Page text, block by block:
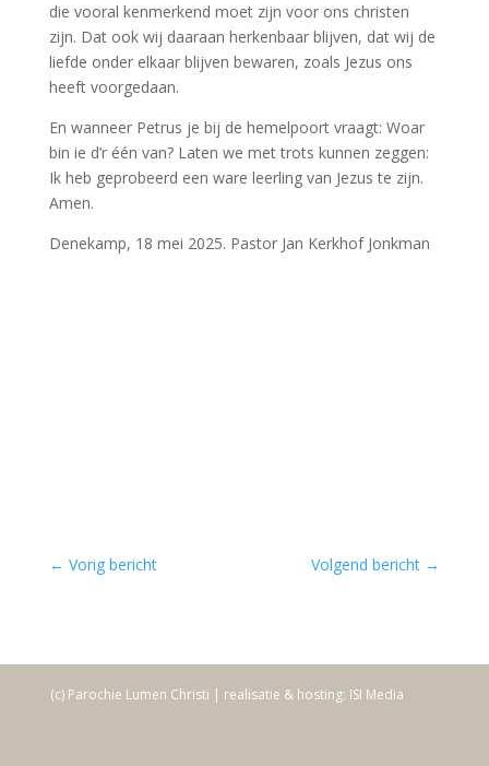
die vooral kenmerkend moet zijn voor ons christen
zijn. Dat ook wij daaraan herkenbaar blijven, dat wij de
liefde onder elkaar blijven bewaren, zoals Jezus ons
heeft voorgedaan.
En wanneer Petrus je bij de hemelpoort vraagt: Woar
bin ie d’r één van? Laten we met trots kunnen zeggen:
Ik heb geprobeerd een ware leerling van Jezus te zijn.
Amen.
Denekamp, 18 mei 2025. Pastor Jan Kerkhof Jonkman
← Vorig bericht Volgend bericht →
(c) Parochie Lumen Christi | realisatie & hosting: ISI Media